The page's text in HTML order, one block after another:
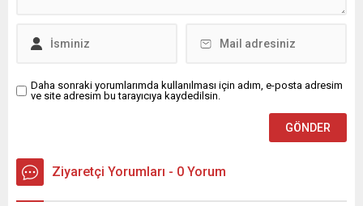
Daha sonraki yorumlarımda kullanılması için adım, e-posta adresim
ve site adresim bu tarayıcıya kaydedilsin.
Ziyaretçi Yorumları - 0 Yorum